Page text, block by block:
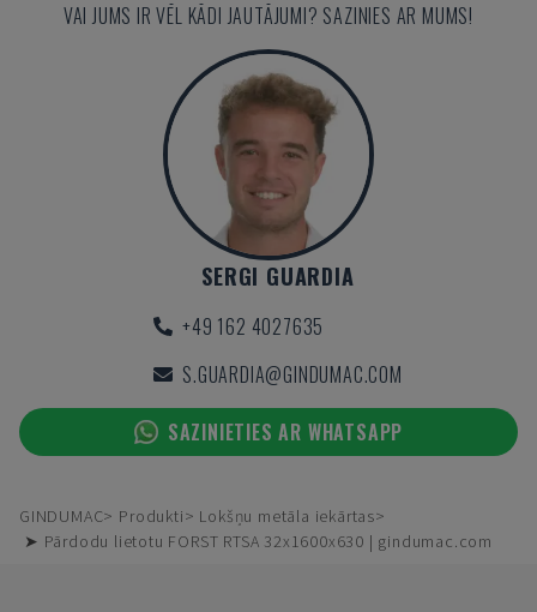
VAI JUMS IR VĒL KĀDI JAUTĀJUMI? SAZINIES AR MUMS!
SERGI GUARDIA
+49 162 4027635
S.GUARDIA@GINDUMAC.COM
SAZINIETIES AR WHATSAPP
GINDUMAC Produkti
Lokšņu metāla iekārtas
➤ Pārdodu lietotu FORST RTSA 32x1600x630 | gindumac.com